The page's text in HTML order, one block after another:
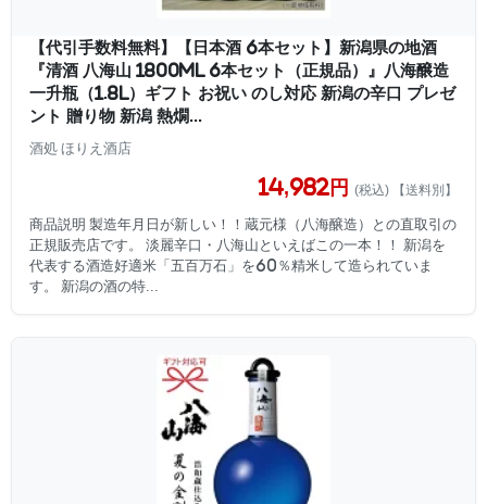
【代引手数料無料】【日本酒 6本セット】新潟県の地酒
『清酒 八海山 1800ml 6本セット（正規品）』八海醸造
一升瓶（1.8L）ギフト お祝い のし対応 新潟の辛口 プレゼ
ント 贈り物 新潟 熱燗...
酒処 ほりえ酒店
14,982円 (税込) 【送料別】
商品説明 製造年月日が新しい！！蔵元様（八海醸造）との直取引の
正規販売店です。 淡麗辛口・八海山といえばこの一本！！ 新潟を
代表する酒造好適米「五百万石」を60％精米して造られていま
す。 新潟の酒の特...